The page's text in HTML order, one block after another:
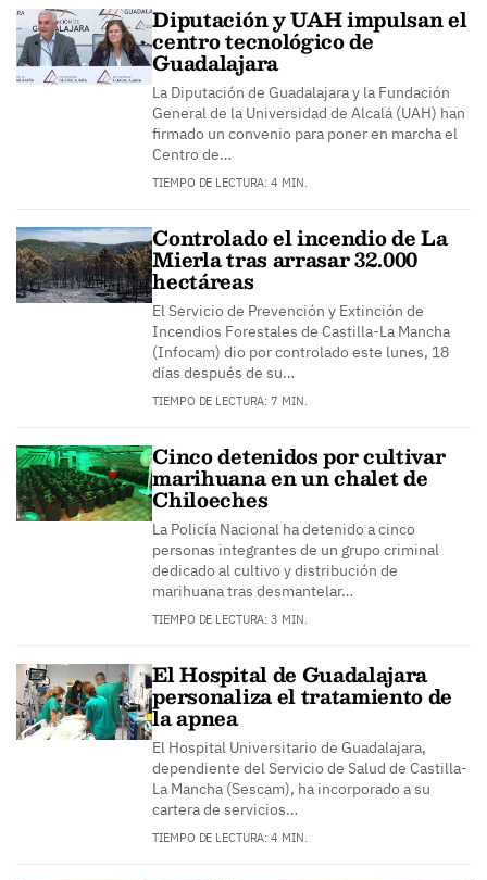
Diputación y UAH impulsan el
centro tecnológico de
Guadalajara
La Diputación de Guadalajara y la Fundación
General de la Universidad de Alcalá (UAH) han
firmado un convenio para poner en marcha el
Centro de…
TIEMPO DE LECTURA: 4 MIN.
Controlado el incendio de La
Mierla tras arrasar 32.000
hectáreas
El Servicio de Prevención y Extinción de
Incendios Forestales de Castilla-La Mancha
(Infocam) dio por controlado este lunes, 18
días después de su…
TIEMPO DE LECTURA: 7 MIN.
Cinco detenidos por cultivar
marihuana en un chalet de
Chiloeches
La Policía Nacional ha detenido a cinco
personas integrantes de un grupo criminal
dedicado al cultivo y distribución de
marihuana tras desmantelar…
TIEMPO DE LECTURA: 3 MIN.
El Hospital de Guadalajara
personaliza el tratamiento de
la apnea
El Hospital Universitario de Guadalajara,
dependiente del Servicio de Salud de Castilla-
La Mancha (Sescam), ha incorporado a su
cartera de servicios…
TIEMPO DE LECTURA: 4 MIN.